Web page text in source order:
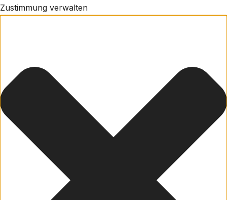
Zustimmung verwalten